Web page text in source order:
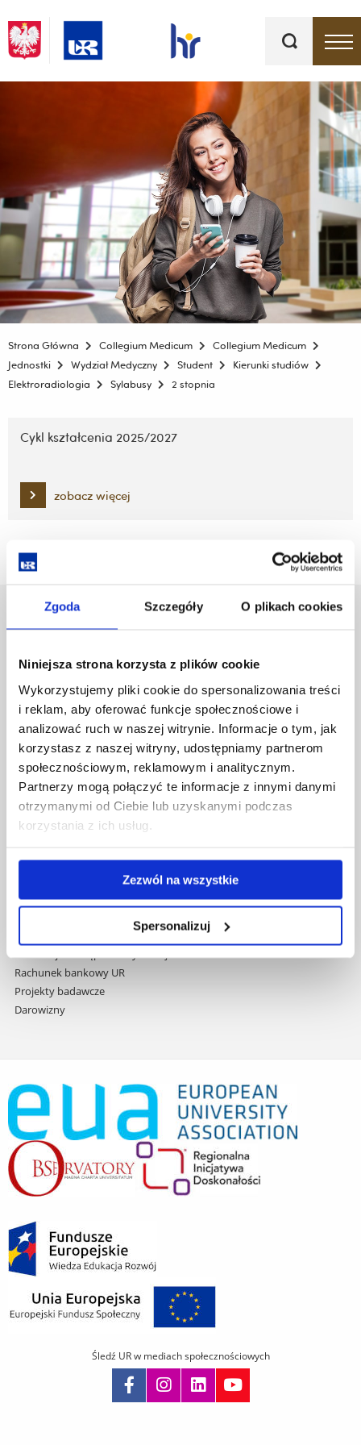
Zgoda Szczegóły O plikach cookies
Niniejsza strona korzysta z plików cookie
Wykorzystujemy pliki cookie do spersonalizowania treści
i reklam, aby oferować funkcje społecznościowe i
analizować ruch w naszej witrynie. Informacje o tym, jak
korzystasz z naszej witryny, udostępniamy partnerom
społecznościowym, reklamowym i analitycznym.
Partnerzy mogą połączyć te informacje z innymi danymi
otrzymanymi od Ciebie lub uzyskanymi podczas
korzystania z ich usług.
Zezwól na wszystkie
Spersonalizuj
kluczowe
Strona Główna Collegium Medicum
Collegium Medicum
Jednostki
Wydział Medyczny Student
Kierunki studiów
Elektroradiologia
Sylabusy 2 stopnia
nawigację
treści
Cykl kształcenia 2025/2027
zobacz więcej
Uniwersytet Rzeszowski
35-959 Rzeszów
Pomiń
nawigację
przejdź
do
treści
Polityka prywatności
Mapa serwisu
Biblioteka
Wydawnictwo
Covid info
Studia podyplomowe
Praca na UR
Zamówienia publiczne
Projekty współfinansowane przez UE
Projekty realizowane z KPO
Wynajem sal
Rachunek bankowy UR
Projekty badawcze
Darowizny
Śledź UR w mediach społecznościowych